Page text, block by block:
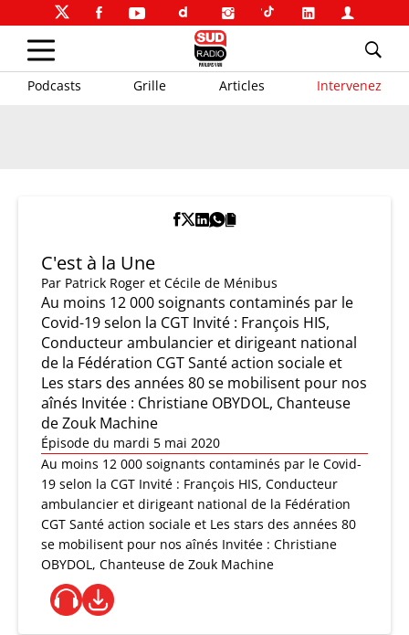
Podcasts Grille Articles Intervenez
C'est à la Une
Par Patrick Roger et Cécile de Ménibus
Au moins 12 000 soignants contaminés par le
Covid-19 selon la CGT Invité : François HIS,
Conducteur ambulancier et dirigeant national
de la Fédération CGT Santé action sociale et
Les stars des années 80 se mobilisent pour nos
aînés Invitée : Christiane OBYDOL, Chanteuse
de Zouk Machine
Épisode du mardi 5 mai 2020
Au moins 12 000 soignants contaminés par le Covid-
19 selon la CGT Invité : François HIS, Conducteur
ambulancier et dirigeant national de la Fédération
CGT Santé action sociale et Les stars des années 80
se mobilisent pour nos aînés Invitée : Christiane
OBYDOL, Chanteuse de Zouk Machine